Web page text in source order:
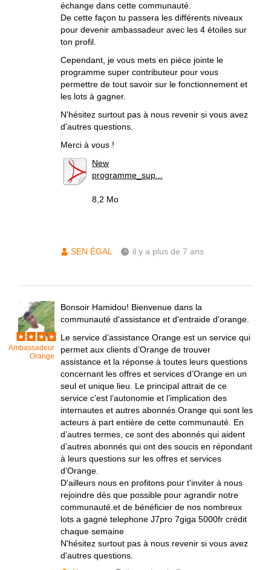
échange dans cette communauté.
De cette façon tu passera les différents niveaux
pour devenir ambassadeur avec les 4 étoiles sur
ton profil.
Cependant, je vous mets en pièce jointe le
programme super contributeur pour vous
permettre de tout savoir sur le fonctionnement et
les lots à gagner.
N'hésitez surtout pas à nous revenir si vous avez
d'autres questions.
Merci à vous !
New
programme_sup...
8,2 Mo
SEN ÉGAL il y a plus de 7 ans
Ambassadeur
Orange
Bonsoir Hamidou! Bienvenue dans la
communauté d'assistance et d'entraide d'orange.
Le service d’assistance Orange est un service qui
permet aux clients d’Orange de trouver
assistance et la réponse à toutes leurs questions
concernant les offres et services d’Orange en un
seul et unique lieu. Le principal attrait de ce
service c’est l’autonomie et l’implication des
internautes et autres abonnés Orange qui sont les
acteurs à part entière de cette communauté. En
d’autres termes, ce sont des abonnés qui aident
d’autres abonnés qui ont des soucis en répondant
à leurs questions sur les offres et services
d’Orange.
D'ailleurs nous en profitons pour t'inviter à nous
rejoindre dès que possible pour agrandir notre
communauté.et de bénéficier de nos nombreux
lots a gagné telephone J7pro 7giga 5000fr crédit
chaque semaine
N'hésitez surtout pas à nous revenir si vous avez
d'autres questions.